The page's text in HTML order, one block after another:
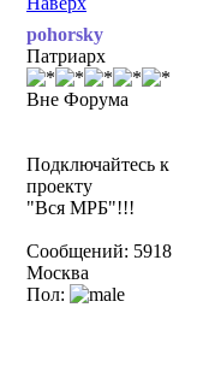
pohorsky
Патриарх
Вне Форума
Подключайтесь к
проекту
"Вся МРБ"!!!
Сообщений: 5918
Москва
Пол: